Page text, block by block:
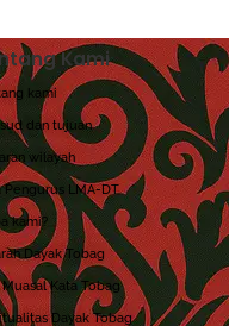
Kami
kami
dan tujuan
wilayah
Pengurus LMA-DT
kami?
Dayak Tobag
Muasal Kata Tobag
Dayak Tobag